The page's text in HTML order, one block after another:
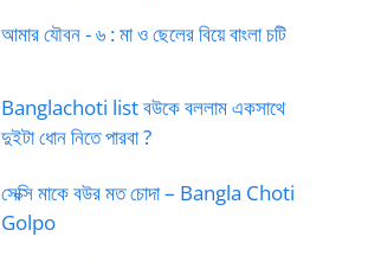
আমার যৌবন - ৬ : মা ও ছেলের বিয়ে বাংলা চটি
Banglachoti list বউকে বললাম একসাথে
দুইটা ধোন নিতে পারবা ?
সেক্সি মাকে বউর মত চোদা – Bangla Choti
Golpo